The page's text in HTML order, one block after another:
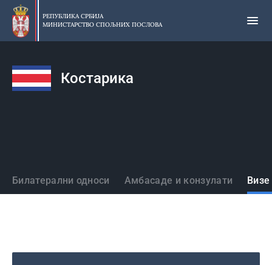
Прескочи
главни
део
РЕПУБЛИКА СРБИЈА
МИНИСТАРСТВО СПОЉНИХ ПОСЛОВА
Костарика
Државе
Билатерални односи Амбасаде и конзулати